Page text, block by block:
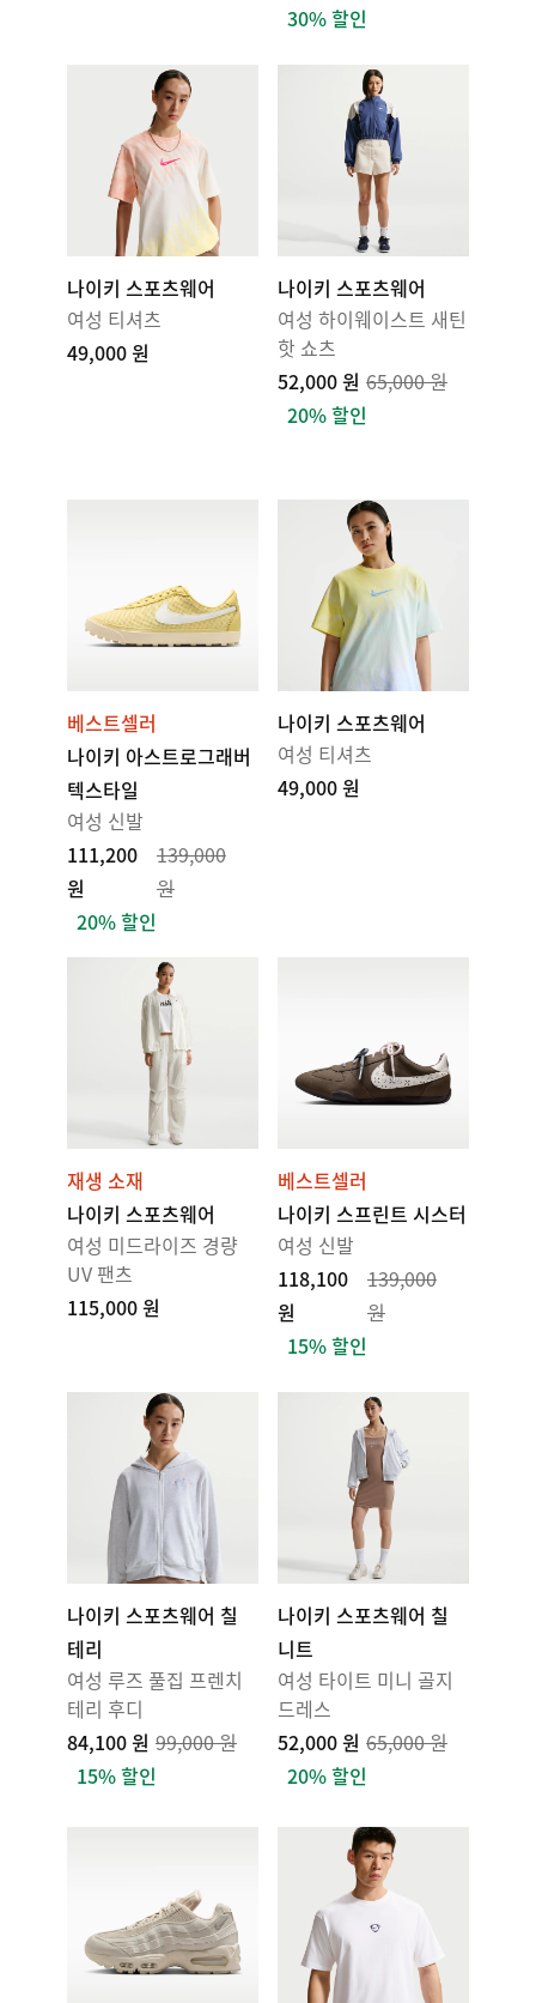
30% 할인
나이키 스포츠웨어
여성 티셔츠
49,000 원
나이키 스포츠웨어
여성 하이웨이스트 새틴
핫 쇼츠
52,000 원 65,000 원
20% 할인
베스트셀러
나이키 아스트로그래버
텍스타일
여성 신발
111,200
원
139,000
원
20% 할인
나이키 스포츠웨어
여성 티셔츠
49,000 원
재생 소재
나이키 스포츠웨어
여성 미드라이즈 경량
UV 팬츠
115,000 원
베스트셀러
나이키 스프린트 시스터
여성 신발
118,100
원
139,000
원
15% 할인
나이키 스포츠웨어 칠
테리
여성 루즈 풀집 프렌치
테리 후디
84,100 원 99,000 원
15% 할인
나이키 스포츠웨어 칠
니트
여성 타이트 미니 골지
드레스
52,000 원 65,000 원
20% 할인